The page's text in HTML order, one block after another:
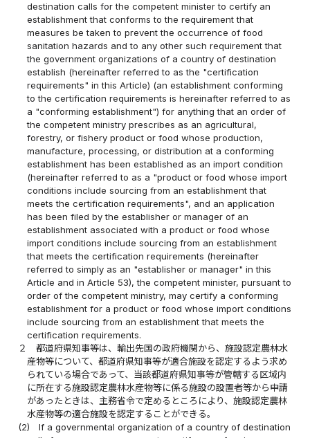
destination calls for the competent minister to certify an
establishment that conforms to the requirement that
measures be taken to prevent the occurrence of food
sanitation hazards and to any other such requirement that
the government organizations of a country of destination
establish (hereinafter referred to as the "certification
requirements" in this Article) (an establishment conforming
to the certification requirements is hereinafter referred to as
a "conforming establishment") for anything that an order of
the competent ministry prescribes as an agricultural,
forestry, or fishery product or food whose production,
manufacture, processing, or distribution at a conforming
establishment has been established as an import condition
(hereinafter referred to as a "product or food whose import
conditions include sourcing from an establishment that
meets the certification requirements", and an application
has been filed by the establisher or manager of an
establishment associated with a product or food whose
import conditions include sourcing from an establishment
that meets the certification requirements (hereinafter
referred to simply as an "establisher or manager" in this
Article and in Article 53), the competent minister, pursuant to
order of the competent ministry, may certify a conforming
establishment for a product or food whose import conditions
include sourcing from an establishment that meets the
certification requirements.
２
都道府県知事等は、輸出先国の政府機関から、施設認定農林水
産物等について、都道府県知事等が適合施設を認定するよう求め
られている場合であって、当該都道府県知事等が管轄する区域内
に所在する施設認定農林水産物等に係る施設の設置者等から申請
があったときは、主務省令で定めるところにより、施設認定農林
水産物等の適合施設を認定することができる。
(2)
If a governmental organization of a country of destination